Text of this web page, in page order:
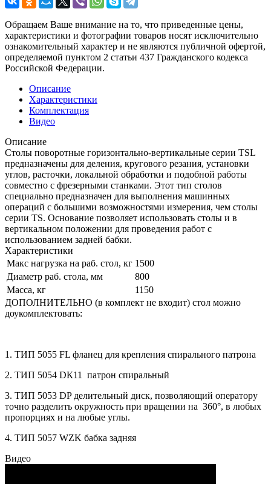
Обращаем Ваше внимание на то, что приведенные цены,
характеристики и фотографии товаров носят исключительно
ознакомительный характер и не являются публичной офертой,
определяемой пунктом 2 статьи 437 Гражданского кодекса
Российской Федерации.
Описание
Характеристики
Комплектация
Видео
Описание
Столы поворотные горизонтально-вертикальные серии TSL
предназначены для деления, кругового резания, установки
углов, расточки, локальной обработки и подобной работы
совместно с фрезерными станками. Этот тип столов
специально предназначен для выполнения машинных
операций с большими возможностями измерения, чем столы
серии TS. Основание позволяет использовать столы и в
вертикальном положении для проведения работ с
использованием задней бабки.
Характеристики
Макс нагрузка на раб. стол, кг 1500
Диаметр раб. стола, мм
800
Масса, кг
1150
ДОПОЛНИТЕЛЬНО (в комплект не входит) стол можно
доукомплектовать:
1. ТИП 5055 FL фланец для крепления спирального патрона
2. ТИП 5054 DК11 патрон спиральный
3. ТИП 5053 DP делительный диск, позволяющий оператору
точно разделить окружность при вращении на 360°, в любых
пропорциях и на любые углы.
4. ТИП 5057 WZK бабка задняя
Видео